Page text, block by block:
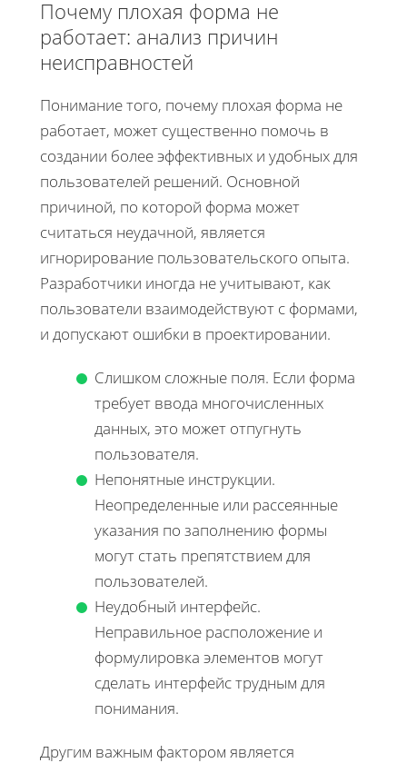
Почему плохая форма не
работает: анализ причин
неисправностей
Понимание того, почему плохая форма не
работает, может существенно помочь в
создании более эффективных и удобных для
пользователей решений. Основной
причиной, по которой форма может
считаться неудачной, является
игнорирование пользовательского опыта.
Разработчики иногда не учитывают, как
пользователи взаимодействуют с формами,
и допускают ошибки в проектировании.
Слишком сложные поля. Если форма
требует ввода многочисленных
данных, это может отпугнуть
пользователя.
Непонятные инструкции.
Неопределенные или рассеянные
указания по заполнению формы
могут стать препятствием для
пользователей.
Неудобный интерфейс.
Неправильное расположение и
формулировка элементов могут
сделать интерфейс трудным для
понимания.
Другим важным фактором является